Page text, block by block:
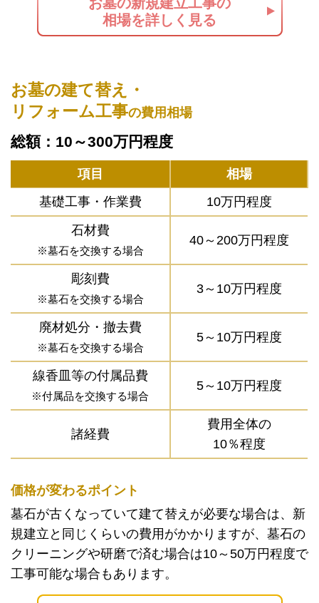
相場を詳しく見る
お墓の建て替え・
リフォーム工事の費用相場
総額：10～300万円程度
項目
相場
基礎工事・作業費
10万円程度
石材費
※墓石を交換する場合
40～200万円程度
彫刻費
※墓石を交換する場合
3～10万円程度
廃材処分・撤去費
※墓石を交換する場合
5～10万円程度
線香皿等の付属品費
※付属品を交換する場合
5～10万円程度
諸経費
費用全体の
10％程度
価格が変わるポイント
墓石が古くなっていて建て替えが必要な場合は、新
規建立と同じくらいの費用がかかりますが、墓石の
クリーニングや研磨で済む場合は10～50万円程度で
工事可能な場合もあります。